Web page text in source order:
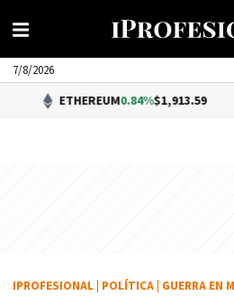
7/8/2026
0.84%$1,913.59
IPROFESIONAL POLÍTICA GUERRA EN